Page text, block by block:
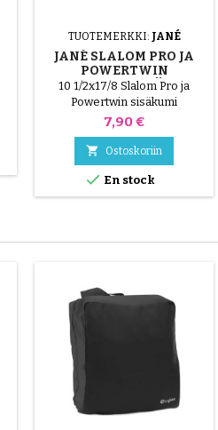
TUOTEMERKKI: JANÉ
JANÉ SLALOM PRO JA
POWERTWIN
RATTAIDEN SISÄKUMI
10 1/2x17/8 Slalom Pro ja
Powertwin sisäkumi
Hinta
7,90 €
 Ostoskoriin
 En stock